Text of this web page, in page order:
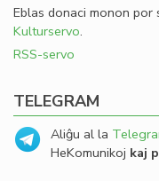
Eblas donaci monon por
Kulturservo.
RSS-servo
TELEGRAM
Aliĝu al la
HeKomunikoj kaj